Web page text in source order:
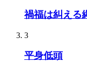
禍福は糾える
3
平身低頭